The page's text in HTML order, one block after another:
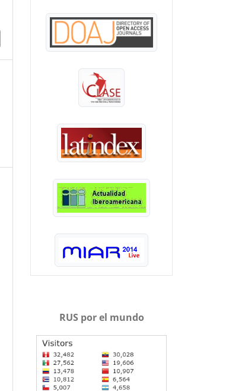
RUS por el mundo